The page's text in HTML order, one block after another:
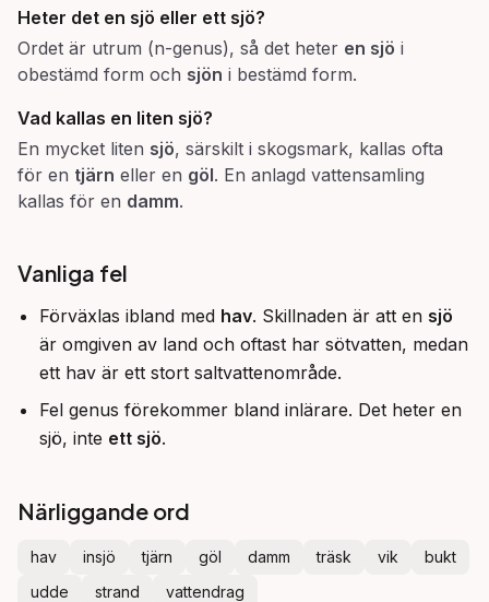
Heter det en sjö eller ett sjö?
Ordet är utrum (n-genus), så det heter en sjö i
obestämd form och sjön i bestämd form.
Vad kallas en liten sjö?
En mycket liten sjö, särskilt i skogsmark, kallas ofta
för en tjärn eller en göl. En anlagd vattensamling
kallas för en damm.
Vanliga fel
Förväxlas ibland med hav. Skillnaden är att en sjö
är omgiven av land och oftast har sötvatten, medan
ett hav är ett stort saltvattenområde.
Fel genus förekommer bland inlärare. Det heter en
sjö, inte ett sjö.
Närliggande ord
hav insjö tjärn göl damm träsk vik
bukt
udde
strand vattendrag